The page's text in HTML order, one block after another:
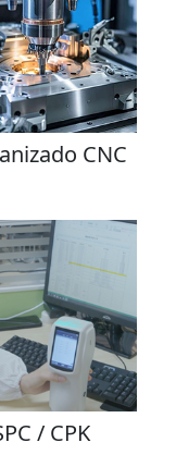
CNC
/ CPK